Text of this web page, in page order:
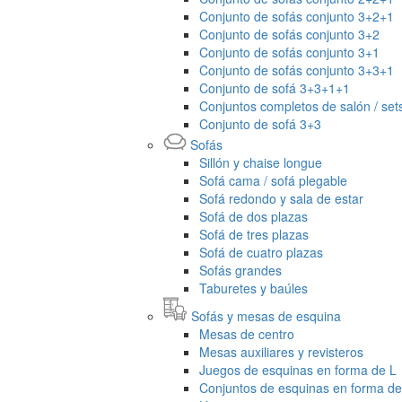
Conjunto de sofás conjunto 3+2+1
Conjunto de sofás conjunto 3+2
Conjunto de sofás conjunto 3+1
Conjunto de sofás conjunto 3+3+1
Conjunto de sofá 3+3+1+1
Conjuntos completos de salón /
Conjunto de sofá 3+3
Sofás
Sillón y chaise longue
Sofá cama / sofá plegable
Sofá redondo y sala de estar
Sofá de dos plazas
Sofá de tres plazas
Sofá de cuatro plazas
Sofás grandes
Taburetes y baúles
Sofás y mesas de esquina
Mesas de centro
Mesas auxiliares y revisteros
Juegos de esquinas en forma de L
Conjuntos de esquinas en forma